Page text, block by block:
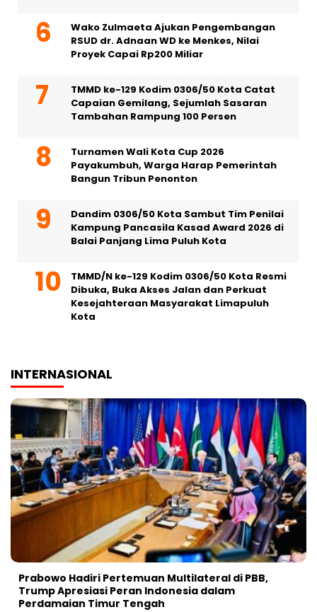
Wako Zulmaeta Ajukan Pengembangan
RSUD dr. Adnaan WD ke Menkes, Nilai
Proyek Capai Rp200 Miliar
TMMD ke-129 Kodim 0306/50 Kota Catat
Capaian Gemilang, Sejumlah Sasaran
Tambahan Rampung 100 Persen
Turnamen Wali Kota Cup 2026
Payakumbuh, Warga Harap Pemerintah
Bangun Tribun Penonton
Dandim 0306/50 Kota Sambut Tim Penilai
Kampung Pancasila Kasad Award 2026 di
Balai Panjang Lima Puluh Kota
TMMD/N ke-129 Kodim 0306/50 Kota Resmi
Dibuka, Buka Akses Jalan dan Perkuat
Kesejahteraan Masyarakat Limapuluh
Kota
INTERNASIONAL
Prabowo Hadiri Pertemuan Multilateral di PBB,
Trump Apresiasi Peran Indonesia dalam
Perdamaian Timur Tengah